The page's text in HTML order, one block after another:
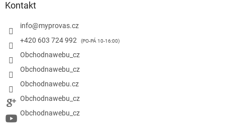
Kontakt
info@myprovas.cz
+420 603 724 992
Obchodnawebu_cz
Obchodnawebu_cz
Obchodnawebu.cz
Obchodnawebu_cz
Obchodnawebu_cz